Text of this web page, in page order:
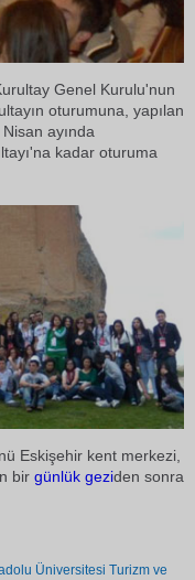
Genel Kurulu'nun
oturumuna, yapılan
ayında
kadar oturuma
Eskişehir kent merkezi,
bir günlük geziden sonra
Üniversitesi Turizm ve